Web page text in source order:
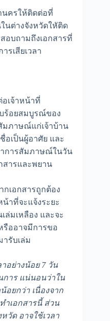
นครให้ติดต่อที่
นต่างจังหวัดใหัติด
อบถามถึงเอกสารที่
รเสียเวลา
เจ้าหน้าที่
ร้อยสมบูรณ์ของ
มภาษณ์แก่เจ้าบ้าน
อเป็นผู้อาศัย และ
ำการสัมภาษณ์ในวัน
สารและพยาน
เอกสารถูกต้อง
าที่จะแจ้งระยะ
ล่มเหลือง และจะ
รืออาจมีการขอ
ารับเล่ม
อย่างน้อย 7 วัน
การ แน่นอนว่าใน
อยกว่า เนื่องจาก
ำเอกสารนี้ ส่วน
วัด อาจใช้เวลา